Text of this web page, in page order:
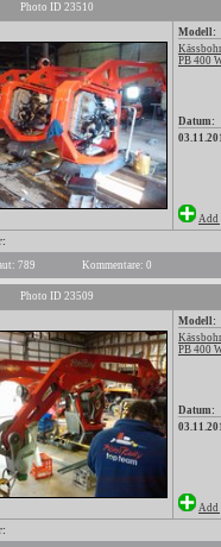
Photo ID 23510
Modell:
PB 400
Datum:
Add
789
Kommentare: 0
Photo ID 23509
Modell:
PB 400
Datum:
Add